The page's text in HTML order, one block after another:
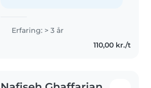
Erfaring: > 3 år
110,00 kr./t